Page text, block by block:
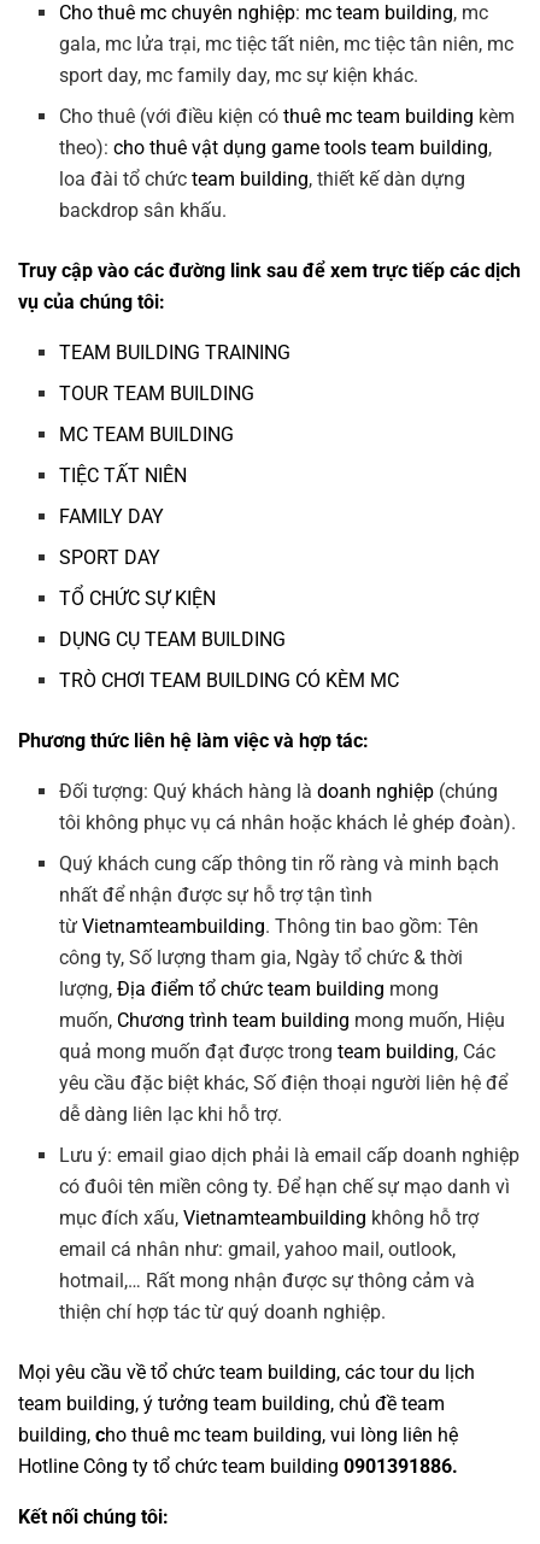
Cho thuê mc chuyên nghiệp: mc team building, mc
gala, mc lửa trại, mc tiệc tất niên, mc tiệc tân niên, mc
sport day, mc family day, mc sự kiện khác.
Cho thuê (với điều kiện cóthuê mc team building kèm
theo):cho thuê vật dụng game tools team building,
loa đài tổ chứcteam building, thiết kế dàn dựng
backdrop sân khấu.
Truy cập vào các đường link sau để xem trực tiếp các dịch
vụ của chúng tôi:
TEAM BUILDING TRAINING
TOUR TEAM BUILDING
MC TEAM BUILDING
TIỆC TẤT NIÊN
FAMILY DAY
SPORT DAY
TỔ CHỨC SỰ KIỆN
DỤNG CỤ TEAM BUILDING
TRÒ CHƠI TEAM BUILDING CÓ KÈM MC
Phương thức liên hệ làm việc và hợp tác:
Đối tượng: Quý khách hàng làdoanh nghiệp (chúng
tôi không phục vụ cá nhân hoặc khách lẻ ghép đoàn).
Quý khách cung cấp thông tin rõ ràng và minh bạch
nhất để nhận được sự hỗ trợ tận tình
từVietnamteambuilding. Thông tin bao gồm: Tên
công ty, Số lượng tham gia, Ngày tổ chức & thời
lượng,Địa điểm tổ chức team building mong
muốn, Chương trình team building mong muốn, Hiệu
quả mong muốn đạt được trongteam building, Các
yêu cầu đặc biệt khác, Số điện thoại người liên hệ để
dễ dàng liên lạc khi hỗ trợ.
Lưu ý: email giao dịch phải là email cấp doanh nghiệp
có đuôi tên miền công ty. Để hạn chế sự mạo danh vì
mục đích xấu,Vietnamteambuilding không hỗ trợ
email cá nhân như: gmail, yahoo mail, outlook,
hotmail,… Rất mong nhận được sự thông cảm và
thiện chí hợp tác từ quý doanh nghiệp.
Mọi yêu cầu về tổ chức team building, các tourdu lịch
team building, ý tưởng team building, chủ đề team
building, cho thuê mc team building, vui lòng liên hệ
Hotline Công ty tổ chức team building 0901391886.
Kết nối chúng tôi: